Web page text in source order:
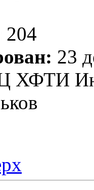
204
23
ХФТИ